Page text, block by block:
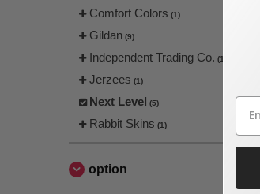
Comfort Colors (1)
Gildan (9)
Independent Trading Co. (1)
Jerzees (1)
Next Level (5)
Rabbit Skins (1)
option